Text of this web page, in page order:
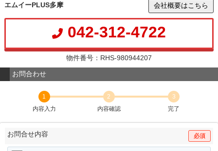
エムイーPLUS多摩 会社概要はこちら
042-312-4722
物件番号：RHS-980944207
お問合わせ
1
内容入力
2
内容確認
3
完了
お問合せ内容 必須